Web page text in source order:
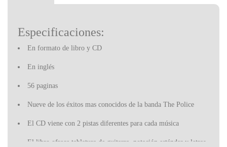
Especificaciones:
En formato de libro y CD
En inglés
56 paginas
Nueve de los éxitos mas conocidos de la banda The Police
El CD viene con 2 pistas diferentes para cada música
El libro ofrece tablatura de guitarra, notación estándar y letras